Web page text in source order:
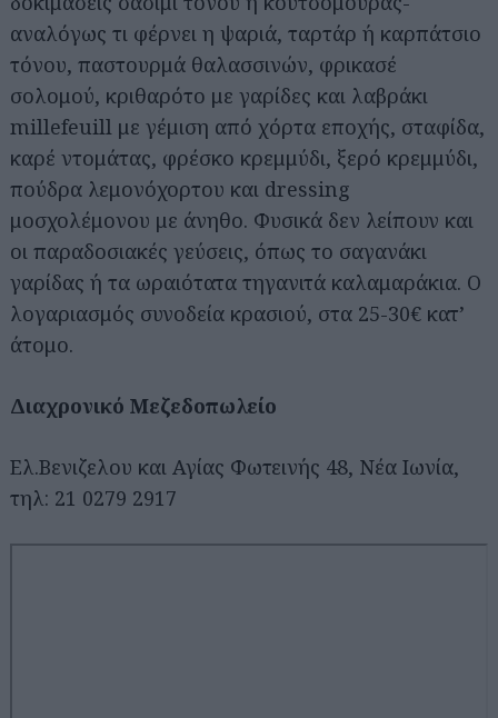
αναλόγως τι φέρνει η ψαριά, ταρτάρ ή καρπάτσιο
τόνου, παστουρμά θαλασσινών, φρικασέ
σολομού, κριθαρότο με γαρίδες και λαβράκι
millefeuill με γέμιση από χόρτα εποχής, σταφίδα,
καρέ ντομάτας, φρέσκο κρεμμύδι, ξερό κρεμμύδι,
πούδρα λεμονόχορτου και dressing
μοσχολέμονου με άνηθο. Φυσικά δεν λείπουν και
οι παραδοσιακές γεύσεις, όπως το σαγανάκι
γαρίδας ή τα ωραιότατα τηγανιτά καλαμαράκια. Ο
λογαριασμός συνοδεία κρασιού, στα 25-30€ κατ’
άτομο.
Διαχρονικό Μεζεδοπωλείο
Ελ.Βενιζελου και Αγίας Φωτεινής 48, Νέα Ιωνία,
τηλ: 21 0279 2917